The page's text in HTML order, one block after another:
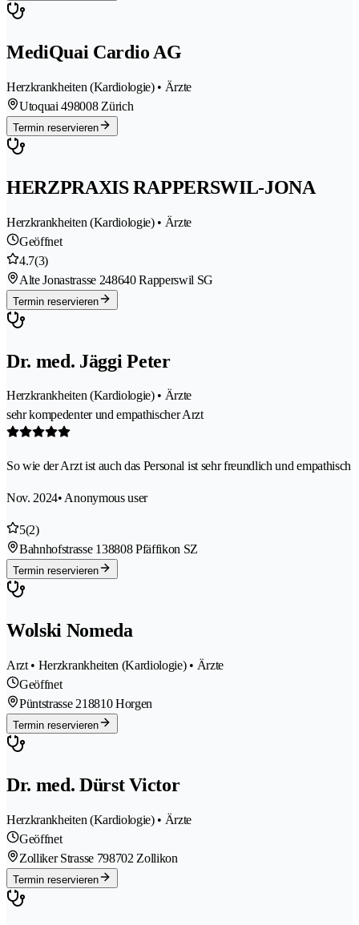
MediQuai Cardio AG
Herzkrankheiten (Kardiologie) • Ärzte
Utoquai 498008 Zürich
Termin reservieren
HERZPRAXIS RAPPERSWIL-JONA
Herzkrankheiten (Kardiologie) • Ärzte
Geöffnet
4.7(3)
Alte Jonastrasse 248640 Rapperswil SG
Termin reservieren
Dr. med. Jäggi Peter
Herzkrankheiten (Kardiologie) • Ärzte
sehr kompedenter und empathischer Arzt
So wie der Arzt ist auch das Personal ist sehr freundlich und empathisch
Nov. 2024• Anonymous user
5(2)
Bahnhofstrasse 138808 Pfäffikon SZ
Termin reservieren
Wolski Nomeda
Arzt • Herzkrankheiten (Kardiologie) • Ärzte
Geöffnet
Püntstrasse 218810 Horgen
Termin reservieren
Dr. med. Dürst Victor
Herzkrankheiten (Kardiologie) • Ärzte
Geöffnet
Zolliker Strasse 798702 Zollikon
Termin reservieren